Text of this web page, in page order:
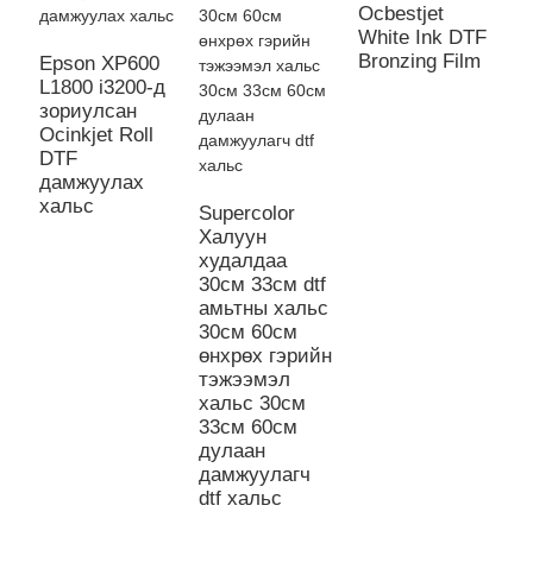
Epson XP600
L1800 i3200-д
зориулсан
Ocinkjet Roll
DTF
дамжуулах
хальс
Supercolor
Халуун
худалдаа
30см 33см dtf
амьтны хальс
30см 60см
өнхрөх гэрийн
тэжээмэл
хальс 30см
33см 60см
дулаан
дамжуулагч
dtf хальс
Ocbestjet
White Ink DTF
Bronzing Film